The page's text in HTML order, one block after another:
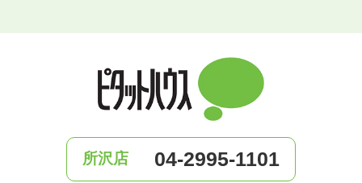
所沢店 04-2995-1101